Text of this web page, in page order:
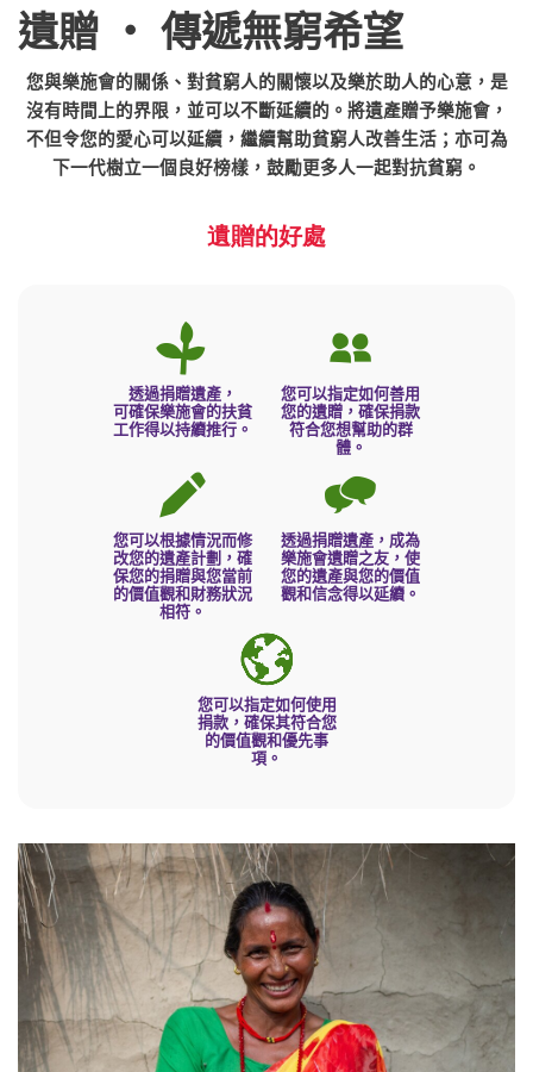
遺贈 ‧ 傳遞無窮希望
您與樂施會的關係、對貧窮人的關懷以及樂於助人的心意，是
沒有時間上的界限，並可以不斷延續的。將遺產贈予樂施會，
不但令您的愛心可以延續，繼續幫助貧窮人改善生活；亦可為
下一代樹立一個良好榜樣，鼓勵更多人一起對抗貧窮。
遺贈的好處
透過捐贈遺產，
可確保樂施會的扶貧
工作得以持續推行。
您可以指定如何善用
您的遺贈，確保捐款
符合您想幫助的群
體。
您可以根據情況而修
改您的遺產計劃，確
保您的捐贈與您當前
的價值觀和財務狀況
相符。
透過捐贈遺產，成為
樂施會遺贈之友，使
您的遺產與您的價值
觀和信念得以延續。
您可以指定如何使用
捐款，確保其符合您
的價值觀和優先事
項。